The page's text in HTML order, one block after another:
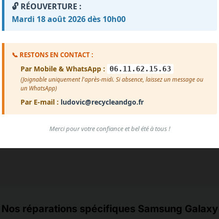
de chargement. Vérifiez que le fichier avis.txt est
Voir plus d'avis
Nos réparations spécifiques Samsung Galaxy
🔓 RÉOUVERTURE :
Mardi 18 août 2026 dès 10h00
📞 RESTONS EN CONTACT :
Par Mobile & WhatsApp : 06.11.62.15.63
(Joignable uniquement l'après-midi. Si absence, laissez un message ou
un WhatsApp)
Par E-mail : ludovic@recycleandgo.fr
Merci pour votre confiance et bel été à tous !